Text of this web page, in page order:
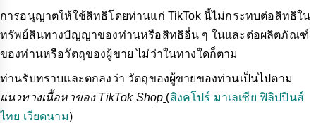
การอนุญาตให้ใช้สิทธิโดยท่านแก่ TikTok นี้ไม่กระทบต่อสิทธิใน
ทรัพย์สินทางปัญญาของท่านหรือสิทธิอื่น ๆ ในและต่อผลิตภัณฑ์
ของท่านหรือวัตถุของผู้ขาย ไม่ว่าในทางใดก็ตาม
ท่านรับทราบและตกลงว่า วัตถุของผู้ขายของท่านเป็นไปตาม
แนวทางเนื้อหาของ TikTok Shop (สิงคโปร์ มาเลเซีย ฟิลิปปินส์
ไทย เวียดนาม)